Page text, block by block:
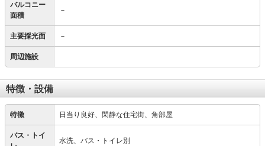
バルコニー
面積
－
主要採光面 －
周辺施設
特徴・設備
特徴 日当り良好、閑静な住宅街、角部屋
バス・トイ
水洗、バス・トイレ別